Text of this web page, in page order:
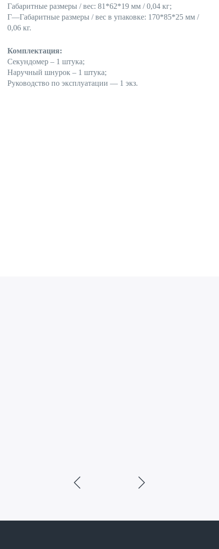
Габаритные размеры / вес: 81*62*19 мм / 0,04 кг;
Г—Габаритные размеры / вес в упаковке: 170*85*25 мм /
0,06 кг.
Комплектация:
Секундомер – 1 штука;
Наручный шнурок – 1 штука;
Руководство по эксплуатации — 1 экз.